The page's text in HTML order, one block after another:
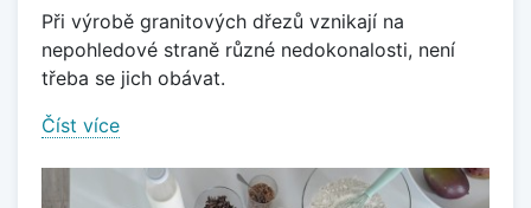
Při výrobě granitových dřezů vznikají na
nepohledové straně různé nedokonalosti, není
třeba se jich obávat.
Číst více